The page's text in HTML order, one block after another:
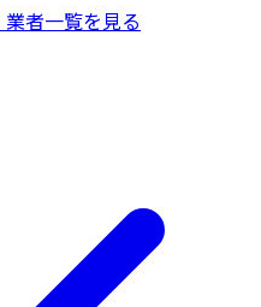
業者一覧を見る